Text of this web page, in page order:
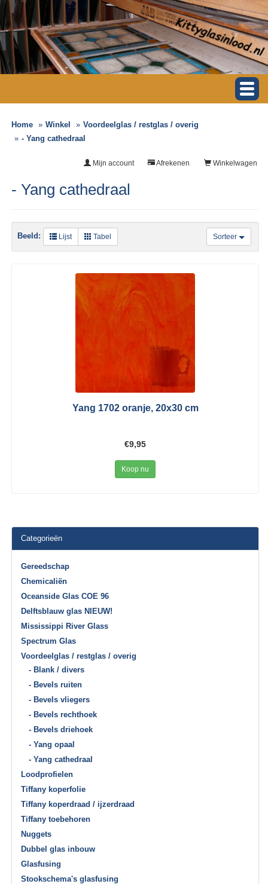
Home Winkel
Voordeelglas / restglas / overig
- Yang cathedraal
Winkelwagen
Afrekenen
Mijn account
- Yang cathedraal
Sorteer
Beeld: Lijst Tabel
Yang 1702 oranje, 20x30 cm
€9,95
Koop nu
Categorieën
Gereedschap
Chemicaliën
Oceanside Glas COE 96
Delftsblauw glas NIEUW!
Mississippi River Glass
Spectrum Glas
Voordeelglas / restglas / overig
- Blank / divers
- Bevels ruiten
- Bevels vliegers
- Bevels rechthoek
- Bevels driehoek
- Yang opaal
- Yang cathedraal
Loodprofielen
Tiffany koperfolie
Tiffany koperdraad / ijzerdraad
Tiffany toebehoren
Nuggets
Dubbel glas inbouw
Glasfusing
Stookschema's glasfusing